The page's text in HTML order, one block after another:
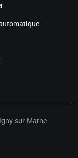
sur-Marne